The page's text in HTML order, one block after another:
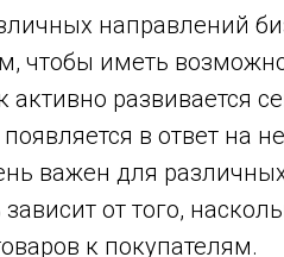
направлений
чтобы иметь
активно развивается
в ответ на
важен для
от того,
к покупателям.